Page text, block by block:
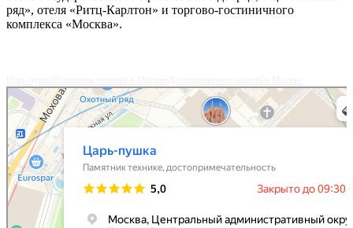
ряд», отеля «Ритц-Карлтон» и торгово-гостиничного
комплекса «Москва».